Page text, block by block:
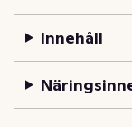
Innehåll